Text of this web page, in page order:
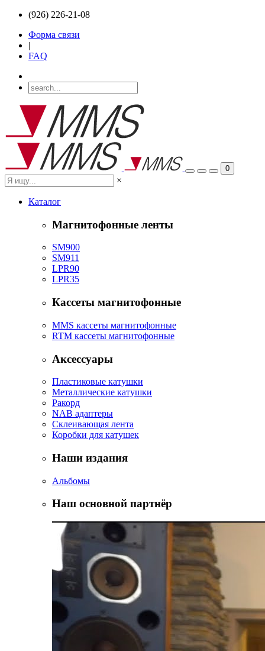
(926) 226-21-08
Форма связи
|
FAQ
0
×
Каталог
Магнитофонные ленты
SM900
SM911
LPR90
LPR35
Кассеты магнитофонные
MMS кассеты магнитофонные
RTM кассеты магнитофонные
Аксессуары
Пластиковые катушки
Металлические катушки
Ракорд
NAB адаптеры
Склеивающая лента
Коробки для катушек
Наши издания
Альбомы
Наш основной партнёр